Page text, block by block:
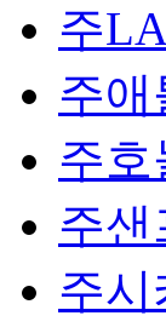
주
주애
주호
주
주시